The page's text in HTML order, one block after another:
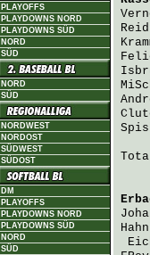
PLAYOFFS
PLAYDOWNS NORD
PLAYDOWNS SÜD
NORD
SÜD
NORD
SÜD
NORDWEST
NORDOST
SÜDWEST
SÜDOST
DM
PLAYOFFS
PLAYDOWNS NORD
PLAYDOWNS SÜD
NORD
SÜD
Hahn